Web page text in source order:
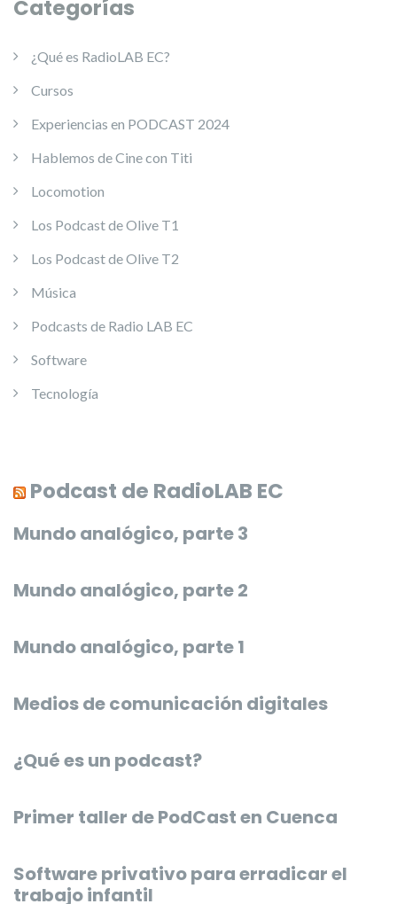
Categorías
¿Qué es RadioLAB EC?
Cursos
Experiencias en PODCAST 2024
Hablemos de Cine con Titi
Locomotion
Los Podcast de Olive T1
Los Podcast de Olive T2
Música
Podcasts de Radio LAB EC
Software
Tecnología
Podcast de RadioLAB EC
Mundo analógico, parte 3
Mundo analógico, parte 2
Mundo analógico, parte 1
Medios de comunicación digitales
¿Qué es un podcast?
Primer taller de PodCast en Cuenca
Software privativo para erradicar el
trabajo infantil